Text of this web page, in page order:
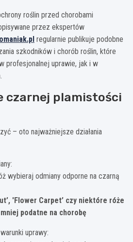
roślin przed chorobami
przez ekspertów
regularnie publikuje podobne
szkodników i chorób roślin, które
profesjonalnej uprawie, jak i w
czarnej plamistości
– oto najważniejsze działania
wybieraj odmiany odporne na czarną
'Flower Carpet’ czy niektóre róże
podatne na chorobę
uprawy: